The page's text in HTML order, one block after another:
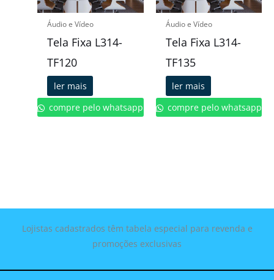
Áudio e Vídeo
Tela Fixa L314-
TF120
ler mais
compre pelo whatsapp
Áudio e Vídeo
Tela Fixa L314-
TF135
ler mais
compre pelo whatsapp
Lojistas cadastrados têm tabela especial para revenda e
promoções exclusivas